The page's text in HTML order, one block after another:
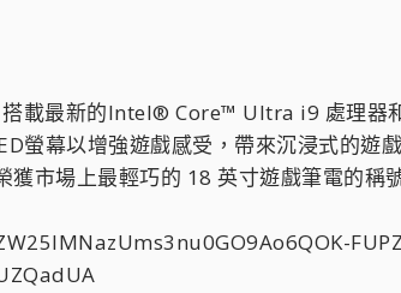
載最新的Intel® Core™ Ultra i9 處理器
幕以增強遊戲感受，帶來沉浸式的遊
市場上最輕巧的 18 英寸遊戲筆電的稱